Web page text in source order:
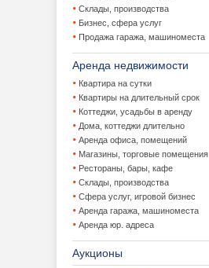
Склады, производства
Бизнес, сфера услуг
Продажа гаража, машиноместа
Аренда недвижимости
Квартира на сутки
Квартиры на длительный срок
Коттеджи, усадьбы в аренду
Дома, коттеджи длительно
Аренда офиса, помещений
Магазины, торговые помещения
Рестораны, бары, кафе
Склады, производства
Сфера услуг, игровой бизнес
Аренда гаража, машиноместа
Аренда юр. адреса
Аукционы